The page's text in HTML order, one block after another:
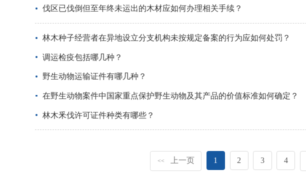
伐区已伐倒但至年终未运出的木材应如何办理相关手续？
林木种子经营者在异地设立分支机构未按规定备案的行为应如何处罚？
调运检疫包括哪几种？
野生动物运输证件有哪几种？
在野生动物案件中国家重点保护野生动物及其产品的价值标准如何确定？
林木釆伐许可证件种类有哪些？
<< 上一页 1 2 3 4